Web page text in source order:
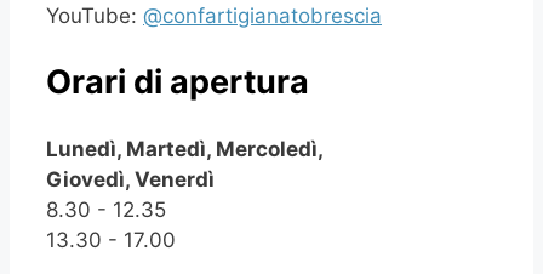
YouTube: @confartigianatobrescia
Orari di apertura
Lunedì, Martedì, Mercoledì,
Giovedì, Venerdì
8.30 - 12.35
13.30 - 17.00